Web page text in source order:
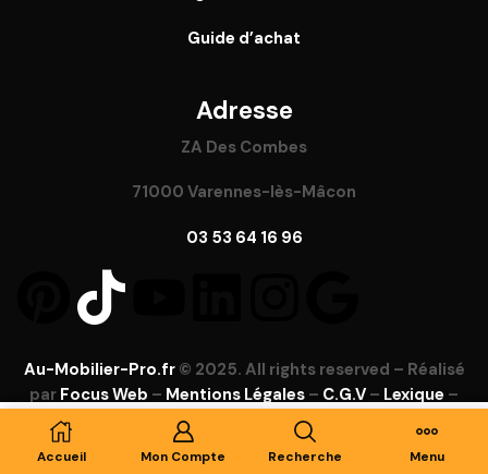
Guide d’achat
Adresse
ZA Des Combes
71000 Varennes-lès-Mâcon
03 53 64 16 96
Au-Mobilier-Pro.fr© 2025. All rights reserved – Réalisé
par Focus Web – Mentions Légales – C.G.V – Lexique –
Ajouter Au Panier
Accueil Mon Compte Recherche Menu